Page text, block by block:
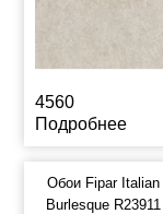
4560
Подробнее
Обои Fipar Italian
Burlesque R23911